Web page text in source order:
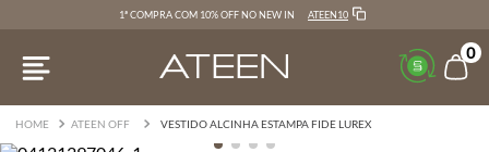
1ª COMPRA COM 10% OFF NO NEW IN ATEEN10
0
ATEEN OFF VESTIDO ALCINHA ESTAMPA FIDE LUREX